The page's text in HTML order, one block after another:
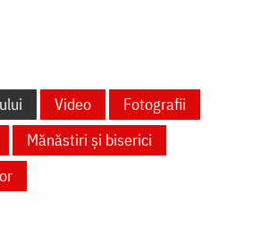
Video
Fotografii
Mănăstiri și biserici